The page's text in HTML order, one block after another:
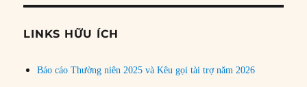
đề
LINKS HỮU ÍCH
Báo cáo Thường niên 2025 và Kêu gọi tài trợ năm 2026